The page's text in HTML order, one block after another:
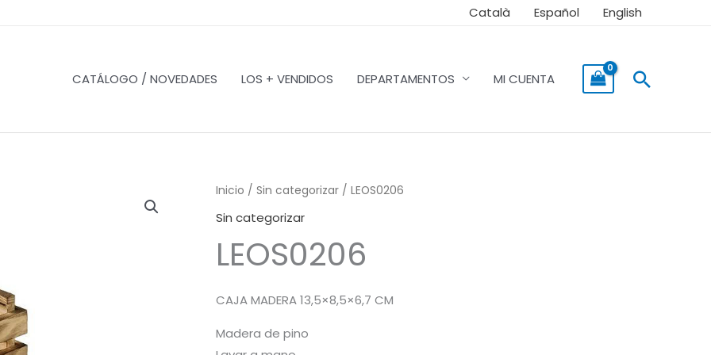
Català Español English
CATÁLOGO / NOVEDADES LOS + VENDIDOS DEPARTAMENTOS MI CUENTA Buscar
Inicio / Sin categorizar / LEOS0206
Sin categorizar
LEOS0206
CAJA MADERA 13,5×8,5×6,7 CM
Madera de pino